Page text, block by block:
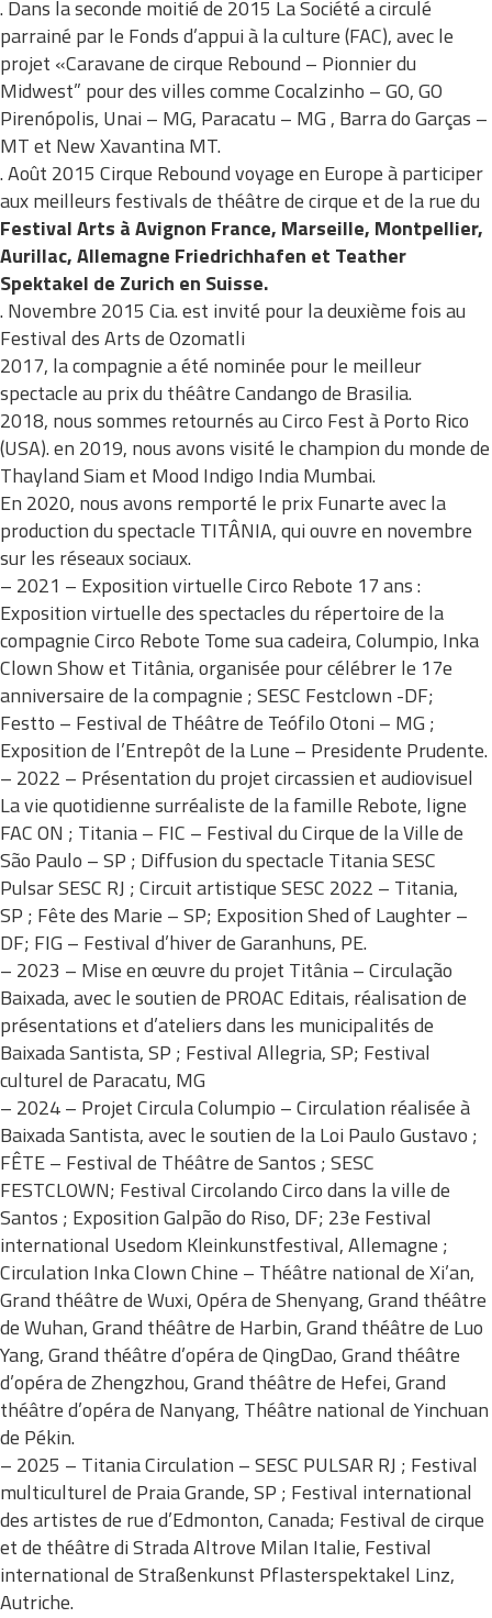
. Dans la seconde moitié de 2015 La Société a circulé
parrainé par le Fonds d’appui à la culture (FAC), avec le
projet «Caravane de cirque Rebound – Pionnier du
Midwest” pour des villes comme Cocalzinho – GO, GO
Pirenópolis, Unai – MG, Paracatu – MG , Barra do Garças –
MT et New Xavantina MT.
. Août 2015 Cirque Rebound voyage en Europe à participer
aux meilleurs festivals de théâtre de cirque et de la rue du
Festival Arts à Avignon France, Marseille, Montpellier,
Aurillac, Allemagne Friedrichhafen et Teather
Spektakel de Zurich en Suisse.
. Novembre 2015 Cia. est invité pour la deuxième fois au
Festival des Arts de Ozomatli
2017, la compagnie a été nominée pour le meilleur
spectacle au prix du théâtre Candango de Brasilia.
2018, nous sommes retournés au Circo Fest à Porto Rico
(USA). en 2019, nous avons visité le champion du monde de
Thayland Siam et Mood Indigo India Mumbai.
En 2020, nous avons remporté le prix Funarte avec la
production du spectacle TITÂNIA, qui ouvre en novembre
sur les réseaux sociaux.
– 2021 – Exposition virtuelle Circo Rebote 17 ans :
Exposition virtuelle des spectacles du répertoire de la
compagnie Circo Rebote Tome sua cadeira, Columpio, Inka
Clown Show et Titânia, organisée pour célébrer le 17e
anniversaire de la compagnie ; SESC Festclown -DF;
Festto – Festival de Théâtre de Teófilo Otoni – MG ;
Exposition de l’Entrepôt de la Lune – Presidente Prudente.
– 2022 – Présentation du projet circassien et audiovisuel
La vie quotidienne surréaliste de la famille Rebote, ligne
FAC ON ; Titania – FIC – Festival du Cirque de la Ville de
São Paulo – SP ; Diffusion du spectacle Titania SESC
Pulsar SESC RJ ; Circuit artistique SESC 2022 – Titania,
SP ; Fête des Marie – SP; Exposition Shed of Laughter –
DF; FIG – Festival d’hiver de Garanhuns, PE.
– 2023 – Mise en œuvre du projet Titânia – Circulação
Baixada, avec le soutien de PROAC Editais, réalisation de
présentations et d’ateliers dans les municipalités de
Baixada Santista, SP ; Festival Allegria, SP; Festival
culturel de Paracatu, MG
– 2024 – Projet Circula Columpio – Circulation réalisée à
Baixada Santista, avec le soutien de la Loi Paulo Gustavo ;
FÊTE – Festival de Théâtre de Santos ; SESC
FESTCLOWN; Festival Circolando Circo dans la ville de
Santos ; Exposition Galpão do Riso, DF; 23e Festival
international Usedom Kleinkunstfestival, Allemagne ;
Circulation Inka Clown Chine – Théâtre national de Xi’an,
Grand théâtre de Wuxi, Opéra de Shenyang, Grand théâtre
de Wuhan, Grand théâtre de Harbin, Grand théâtre de Luo
Yang, Grand théâtre d’opéra de QingDao, Grand théâtre
d’opéra de Zhengzhou, Grand théâtre de Hefei, Grand
théâtre d’opéra de Nanyang, Théâtre national de Yinchuan
de Pékin.
– 2025 – Titania Circulation – SESC PULSAR RJ ; Festival
multiculturel de Praia Grande, SP ; Festival international
des artistes de rue d’Edmonton, Canada; Festival de cirque
et de théâtre di Strada Altrove Milan Italie, Festival
international de Straßenkunst Pflasterspektakel Linz,
Autriche.